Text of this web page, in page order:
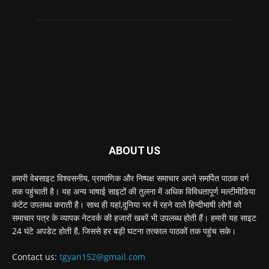
ABOUT US
हमारी वेबसाइट विश्वसनीय, प्रामाणिक और निष्पक्ष समाचार अपने समर्पित पाठक वर्ग
तक पहुंचाती है। यह अन्य भाषाई साइटों की तुलना में अधिक विविधतापूर्ण मल्टीमीडिया
कंटेंट उपलब्ध कराती है। साथ ही यहां,दुनिया भर में रहने वाले हिन्दीभाषी लोगों को
समाचार पत्र के व्यापक नेटवर्क की हजारों खबरें भी उपलब्ध होती हैं। हमारी यह साइट
24 घंटे अपडेट होती है, जिससे हर बड़ी घटना तत्काल पाठकों तक पहुंच सके।
Contact us: tgyan152@gmail.com